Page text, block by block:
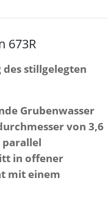
673R
des stillgelegten
Grubenwasser
von 3,6
in offener
mit einem